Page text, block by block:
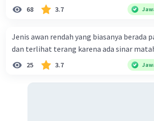
Iklan
Jawaban terverifikasi
Azimuth ialah besar sudut antara
(nol derajat) dengan titik/sasaran
tuju,azimuth juga sering disebut
indonesia
68 3.7
Jenis awan rendah yang biasanya berada
dan terlihat terang karena ada sinar
25 3.7